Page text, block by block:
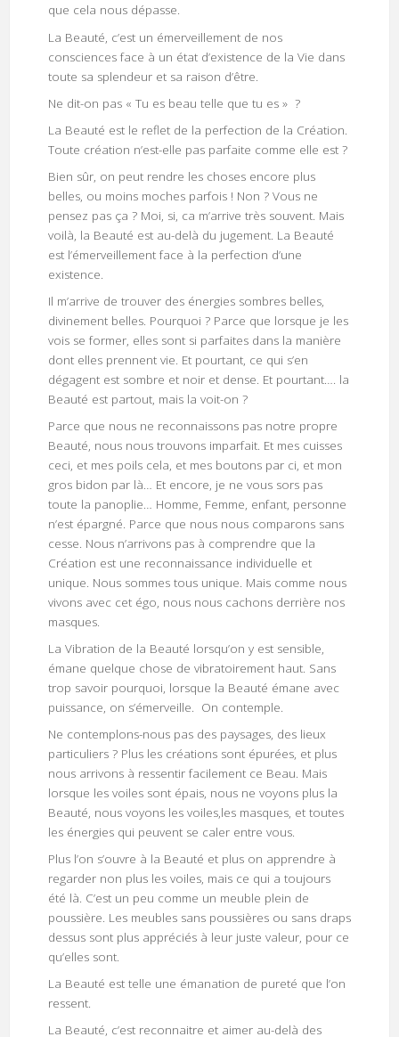
que cela nous dépasse.
La Beauté, c’est un émerveillement de nos
consciences face à un état d’existence de la Vie dans
toute sa splendeur et sa raison d’être.
Ne dit-on pas « Tu es beau telle que tu es » ?
La Beauté est le reflet de la perfection de la Création.
Toute création n’est-elle pas parfaite comme elle est ?
Bien sûr, on peut rendre les choses encore plus
belles, ou moins moches parfois ! Non ? Vous ne
pensez pas ça ? Moi, si, ca m’arrive très souvent. Mais
voilà, la Beauté est au-delà du jugement. La Beauté
est l’émerveillement face à la perfection d’une
existence.
Il m’arrive de trouver des énergies sombres belles,
divinement belles. Pourquoi ? Parce que lorsque je les
vois se former, elles sont si parfaites dans la manière
dont elles prennent vie. Et pourtant, ce qui s’en
dégagent est sombre et noir et dense. Et pourtant…. la
Beauté est partout, mais la voit-on ?
Parce que nous ne reconnaissons pas notre propre
Beauté, nous nous trouvons imparfait. Et mes cuisses
ceci, et mes poils cela, et mes boutons par ci, et mon
gros bidon par là… Et encore, je ne vous sors pas
toute la panoplie… Homme, Femme, enfant, personne
n’est épargné. Parce que nous nous comparons sans
cesse. Nous n’arrivons pas à comprendre que la
Création est une reconnaissance individuelle et
unique. Nous sommes tous unique. Mais comme nous
vivons avec cet égo, nous nous cachons derrière nos
masques.
La Vibration de la Beauté lorsqu’on y est sensible,
émane quelque chose de vibratoirement haut. Sans
trop savoir pourquoi, lorsque la Beauté émane avec
puissance, on s’émerveille. On contemple.
Ne contemplons-nous pas des paysages, des lieux
particuliers ? Plus les créations sont épurées, et plus
nous arrivons à ressentir facilement ce Beau. Mais
lorsque les voiles sont épais, nous ne voyons plus la
Beauté, nous voyons les voiles,les masques, et toutes
les énergies qui peuvent se caler entre vous.
Plus l’on s’ouvre à la Beauté et plus on apprendre à
regarder non plus les voiles, mais ce qui a toujours
été là. C’est un peu comme un meuble plein de
poussière. Les meubles sans poussières ou sans draps
dessus sont plus appréciés à leur juste valeur, pour ce
qu’elles sont.
La Beauté est telle une émanation de pureté que l’on
ressent.
La Beauté, c’est reconnaitre et aimer au-delà des